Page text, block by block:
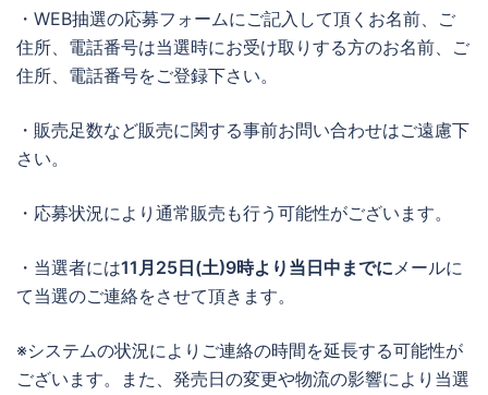
・WEB抽選の応募フォームにご記入して頂くお名前、ご
住所、電話番号は当選時にお受け取りする方のお名前、ご
住所、電話番号をご登録下さい。
・販売足数など販売に関する事前お問い合わせはご遠慮下
さい。
・応募状況により通常販売も行う可能性がございます。
・当選者には11月25日(土)9時より当日中までにメールに
て当選のご連絡をさせて頂きます。
※システムの状況によりご連絡の時間を延長する可能性が
ございます。また、発売日の変更や物流の影響により当選